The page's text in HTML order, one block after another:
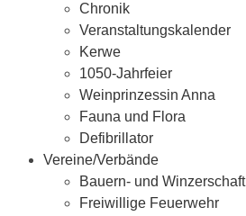
Chronik
Veranstaltungskalender
Kerwe
1050-Jahrfeier
Weinprinzessin Anna
Fauna und Flora
Defibrillator
Vereine/Verbände
Bauern- und Winzerschaft
Freiwillige Feuerwehr